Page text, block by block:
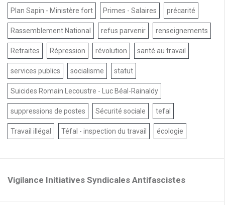
Plan Sapin - Ministère fort Primes - Salaires précarité
Rassemblement National refus parvenir renseignements
Retraites Répression révolution santé au travail
services publics socialisme statut
Suicides Romain Lecoustre - Luc Béal-Rainaldy
suppressions de postes Sécurité sociale tefal
Travail illégal Téfal - inspection du travail écologie
Vigilance Initiatives Syndicales Antifascistes